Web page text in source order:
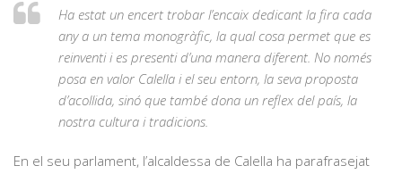
Ha estat un encert trobar l’encaix dedicant la fira cada
any a un tema monogràfic, la qual cosa permet que es
reinventi i es presenti d’una manera diferent. No només
posa en valor Calella i el seu entorn, la seva proposta
d’acollida, sinó que també dona un reflex del país, la
nostra cultura i tradicions.
En el seu parlament, l’alcaldessa de Calella ha parafrasejat